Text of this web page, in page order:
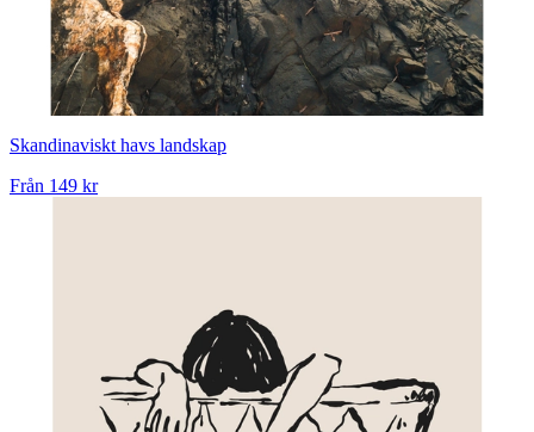
Skandinaviskt havs landskap
Från 149 kr